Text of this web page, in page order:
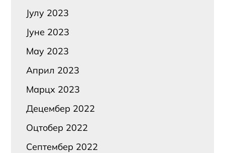
Јулy 2023
Јуне 2023
Маy 2023
Април 2023
Марцх 2023
Децембер 2022
Оцтобер 2022
Септембер 2022